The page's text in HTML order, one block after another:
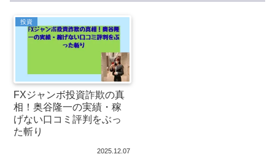
投資
FXジャンボ投資詐欺の真
相！奥谷隆一の実績・稼
げない口コミ評判をぶっ
た斬り
2025.12.07